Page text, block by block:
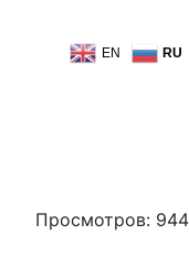
EN RU
Просмотров: 944